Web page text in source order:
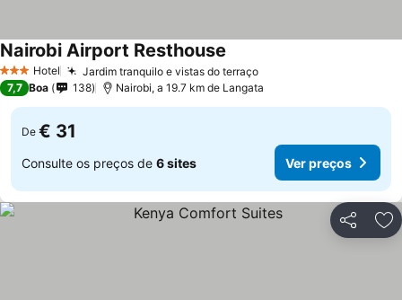
3 EstrelasHotel Jardim tranquilo e vistas do terraçoVer preços
Nairobi Airport Resthouse
7,7 Boa 138 Nairobi, a 19.7 km de Langata
De € 31
Consulte os preços de 6 sites Ver preços
Partilhar